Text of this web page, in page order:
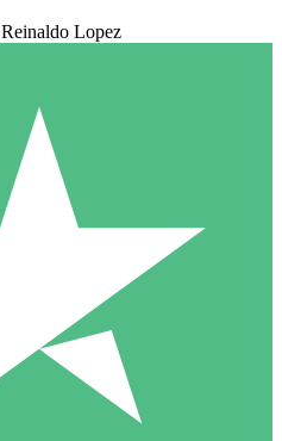
Reinaldo Lopez